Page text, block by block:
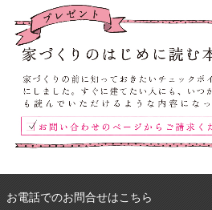
お電話でのお問合せはこちら